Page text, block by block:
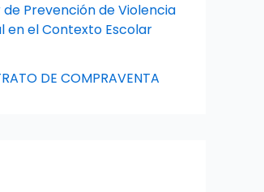
de Prevención de Violencia
en el Contexto Escolar
DE COMPRAVENTA